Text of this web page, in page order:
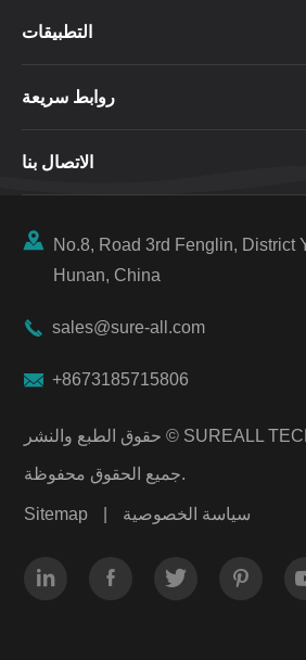
التطبيقات
روابط سريعة
الاتصال بنا

No.8, Road 3rd Fenglin, District
Hunan, China
 sales@sure-all.com
 +8673185715806
حقوق الطبع والنشر © SUREALL
جميع الحقوق محفوظة.
Sitemap سياسة الخصوصية
   